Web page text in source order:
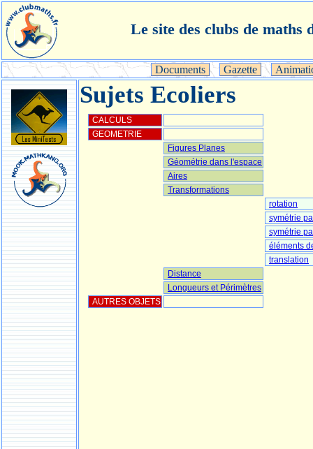
Le site des clubs de maths
Documents Gazette
Sujets Ecoliers
CALCULS
GEOMETRIE
Figures Planes
Géométrie dans l'espace
Aires
Transformations
rotation
symétrie
symétrie
éléments
translation
Distance
Longueurs et Périmètres
AUTRES OBJETS